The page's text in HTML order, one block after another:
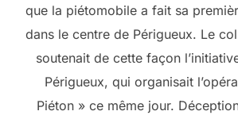
que la piétomobile a fait sa
dans le centre de Périgueux. Le
soutenait de cette façon
Périgueux, qui organisait
Piéton » ce même jour.